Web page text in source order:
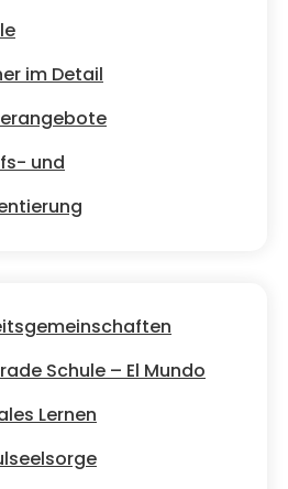
im Detail
und
Schule – El Mundo
Lernen